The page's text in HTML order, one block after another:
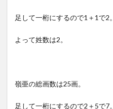
足して一桁にするので1＋1で2。
よって姓数は2。
嶺亜の総画数は25画。
足して一桁にするので2＋5で7。